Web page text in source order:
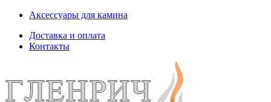
Аксессуары для камина
Доставка и оплата
Контакты